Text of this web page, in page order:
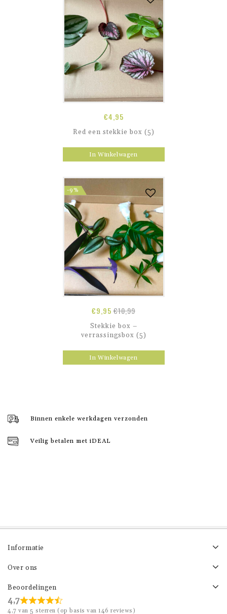
€4,95
Red een stekkie box (5)
In Winkelwagen
-9%
€10,99
€9,95
Stekkie box –
verrassingsbox (5)
In Winkelwagen
Binnen enkele werkdagen verzonden
Veilig betalen met iDEAL
Informatie
Over ons
Beoordelingen
4,7
4,7 van 5 sterren (op basis van 146 reviews)